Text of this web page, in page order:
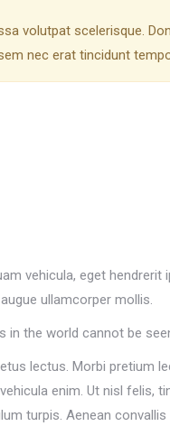
volutpat scelerisque.
nec erat tincidunt
vehicula, eget hendrerit
ullamcorper mollis.
in the world cannot be
lectus. Morbi pretium
enim. Ut nisl felis,
turpis. Aenean